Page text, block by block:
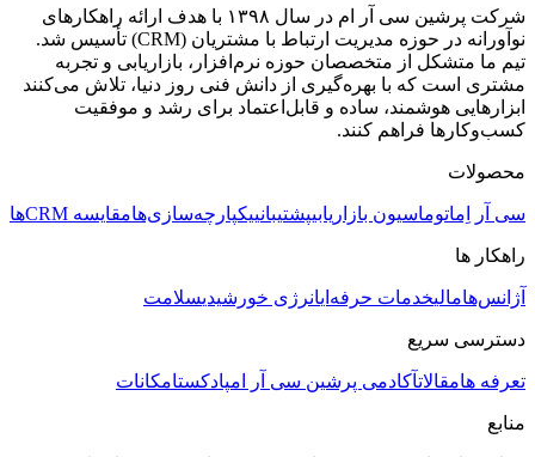
شرکت پرشین سی آر ام در سال ۱۳۹۸ با هدف ارائه راهکارهای
نوآورانه در حوزه مدیریت ارتباط با مشتریان (CRM) تأسیس شد.
تیم ما متشکل از متخصصان حوزه نرم‌افزار، بازاریابی و تجربه
مشتری است که با بهره‌گیری از دانش فنی روز دنیا، تلاش می‌کنند
ابزارهایی هوشمند، ساده و قابل‌اعتماد برای رشد و موفقیت
کسب‌وکارها فراهم کنند.
محصولات
سی آر اِماتوماسیون بازاریابیپشتیبانییکپارچه‌سازی‌هامقایسه CRMها
راهکار ها
آژانس‌هامالیخدمات حرفه‌ایانرژی خورشیدیسلامت
دسترسی سریع
تعرفه هامقالاتآکادمی پرشین سی آر امپادکستامکانات
منابع